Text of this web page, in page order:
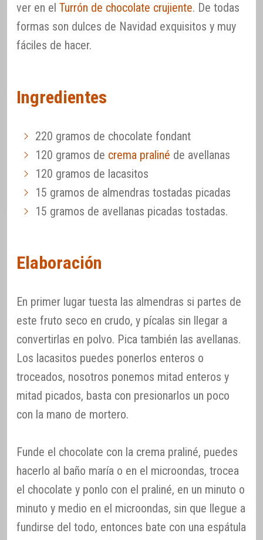
ver en el Turrón de chocolate crujiente. De todas
formas son dulces de Navidad exquisitos y muy
fáciles de hacer.
Ingredientes
220 gramos de chocolate fondant
120 gramos de crema praliné de avellanas
120 gramos de lacasitos
15 gramos de almendras tostadas picadas
15 gramos de avellanas picadas tostadas.
Elaboración
En primer lugar tuesta las almendras si partes de
este fruto seco en crudo, y pícalas sin llegar a
convertirlas en polvo. Pica también las avellanas.
Los lacasitos puedes ponerlos enteros o
troceados, nosotros ponemos mitad enteros y
mitad picados, basta con presionarlos un poco
con la mano de mortero.
Funde el chocolate con la crema praliné, puedes
hacerlo al baño maría o en el microondas, trocea
el chocolate y ponlo con el praliné, en un minuto o
minuto y medio en el microondas, sin que llegue a
fundirse del todo, entonces bate con una espátula